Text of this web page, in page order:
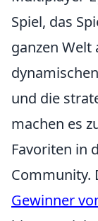
Spiel, das
ganzen Welt
und die
machen es
Favoriten in
Community.
Gewinner